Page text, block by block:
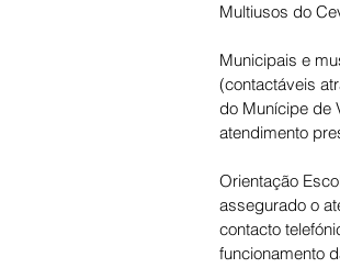
Multiusos do
Municipais e
(contactáveis
do Munícipe de
atendimento
Orientação
assegurado o
contacto
funcionamento